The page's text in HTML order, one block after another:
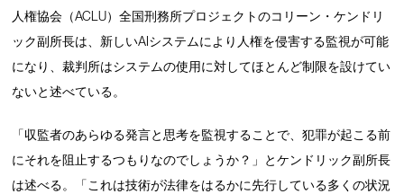
人権協会（ACLU）全国刑務所プロジェクトのコリーン・ケンドリ
ック副所長は、新しいAIシステムにより人権を侵害する監視が可能
になり、裁判所はシステムの使用に対してほとんど制限を設けてい
ないと述べている。
「収監者のあらゆる発言と思考を監視することで、犯罪が起こる前
にそれを阻止するつもりなのでしょうか？」とケンドリック副所長
は述べる。「これは技術が法律をはるかに先行している多くの状況